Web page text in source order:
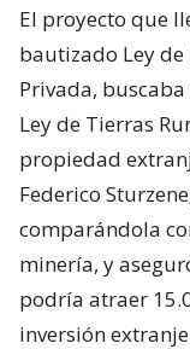
El proyecto que
bautizado Ley
Privada,
Ley de Tierras
propiedad
Federico
comparándola
minería, y
podría atraer
inversión